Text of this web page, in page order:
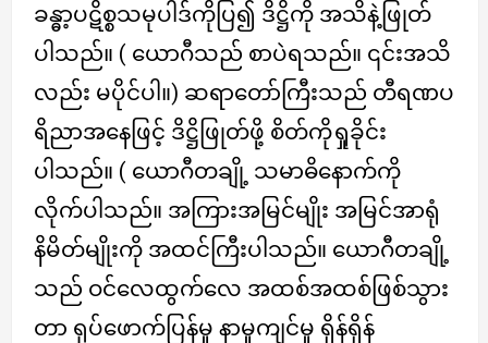
ခန္ဓာ့ပဋိစ္စသမုပါဒ်ကိုပြ၍ ဒိဋ္ဌိကို အသိနဲ့ဖြုတ်
ပါသည်။ ( ယောဂီသည် စာပဲရသည်။ ၎င်းအသိ
လည်း မပိုင်ပါ။) ဆရာတော်ကြီးသည် တီရဏပ
ရိညာအနေဖြင့် ဒိဋ္ဌိဖြုတ်ဖို့ စိတ်ကိုရှုခိုင်း
ပါသည်။ ( ယောဂီတချို့ သမာဓိနောက်ကို
လိုက်ပါသည်။ အကြားအမြင်မျိုး အမြင်အာရုံ
နိမိတ်မျိုးကို အထင်ကြီးပါသည်။ ယောဂီတချို့
သည် ဝင်လေထွက်လေ အထစ်အထစ်ဖြစ်သွား
တာ ရုပ်ဖောက်ပြန်မှု နာမှုကျင်မှု ရှိန်ရှိန်